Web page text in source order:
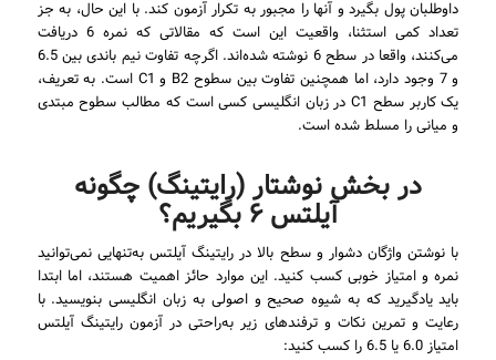
داوطلبان پول بگیرد و آنها را مجبور به تکرار آزمون کند. با این حال، به جز
تعداد کمی استثنا، واقعیت این است که مقالاتی که نمره 6 دریافت
می‌کنند، واقعا در سطح 6 نوشته شده‌اند. اگرچه تفاوت نیم باندی بین 6.5
و 7 وجود دارد، اما همچنین تفاوت بین سطوح B2 و C1 است. به تعریف،
یک کاربر سطح C1 در زبان انگلیسی کسی است که مطالب سطوح مبتدی
و میانی را مسلط شده است.
در بخش نوشتار (رایتینگ) چگونه
آیلتس ۶ بگیریم؟
با نوشتن واژگان دشوار و سطح بالا در رایتینگ آیلتس به‌تنهایی نمی‌توانید
نمره و امتیاز خوبی کسب کنید. این موارد حائز اهمیت هستند، اما ابتدا
باید یادگیرید که به شیوه صحیح و اصولی به زبان انگلیسی بنویسید. با
رعایت و تمرین نکات و ترفندهای زیر به‌راحتی در آزمون رایتینگ آیلتس
امتیاز 6.0 یا 6.5 را کسب کنید: